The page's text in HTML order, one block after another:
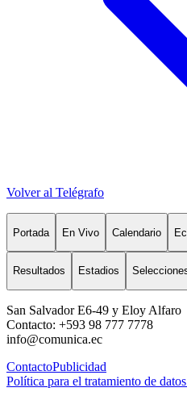
Volver al Telégrafo
Portada En Vivo Calendario
Resultados Estadios
San Salvador E6-49 y Eloy Alfaro
Contacto: +593 98 777 7778
info@comunica.ec
ContactoPublicidad
Política para el tratamiento de